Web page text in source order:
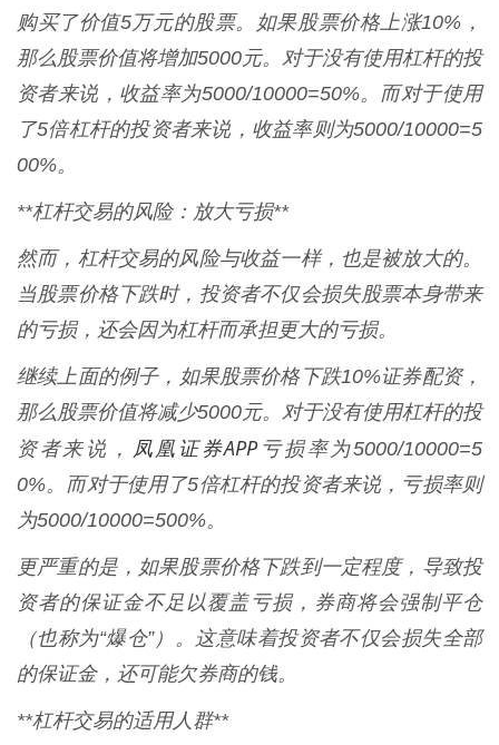
购买了价值5万元的股票。如果股票价格上涨10%，
那么股票价值将增加5000元。对于没有使用杠杆的投
资者来说，收益率为5000/10000=50%。而对于使用
了5倍杠杆的投资者来说，收益率则为5000/10000=5
00%。
**杠杆交易的风险：放大亏损**
然而，杠杆交易的风险与收益一样，也是被放大的。
当股票价格下跌时，投资者不仅会损失股票本身带来
的亏损，还会因为杠杆而承担更大的亏损。
继续上面的例子，如果股票价格下跌10%证券配资，
那么股票价值将减少5000元。对于没有使用杠杆的投
资者来说， 凤凰证券APP亏损率为5000/10000=5
0%。而对于使用了5倍杠杆的投资者来说，亏损率则
为5000/10000=500%。
更严重的是，如果股票价格下跌到一定程度，导致投
资者的保证金不足以覆盖亏损，券商将会强制平仓
（也称为“爆仓”）。这意味着投资者不仅会损失全部
的保证金，还可能欠券商的钱。
**杠杆交易的适用人群**